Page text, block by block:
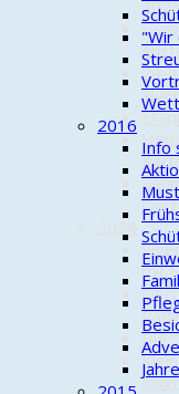
24-
mit
Die
"Wir
2016
Info